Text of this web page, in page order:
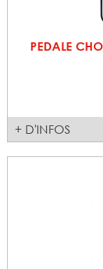
PEDALE
+ D'INFOS